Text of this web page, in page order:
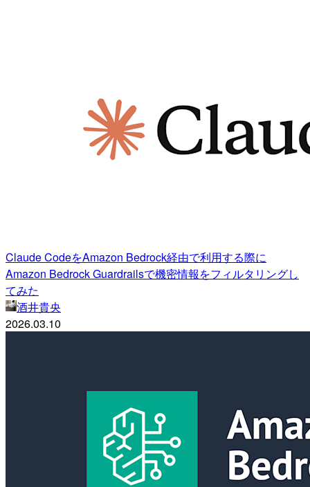
Claude CodeをAmazon Bedrock経由で利用する際に
Amazon Bedrock Guardrailsで機密情報をフィルタリングし
てみた
酒井貴央
2026.03.10